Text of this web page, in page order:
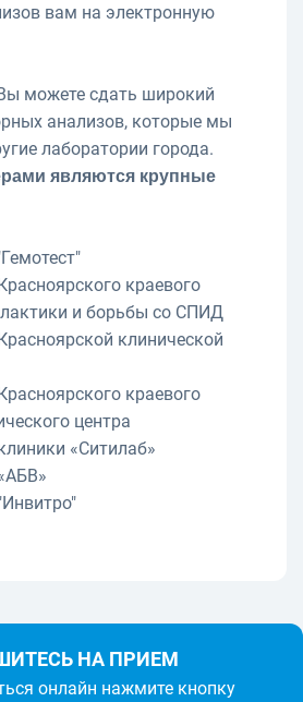
вам на электронную
можете сдать широкий
анализов, которые мы
лаборатории города.
являются крупные
краевого
и борьбы со СПИД
клинической
краевого
центра
«Ситилаб»
НА ПРИЕМ
онлайн нажмите кнопку